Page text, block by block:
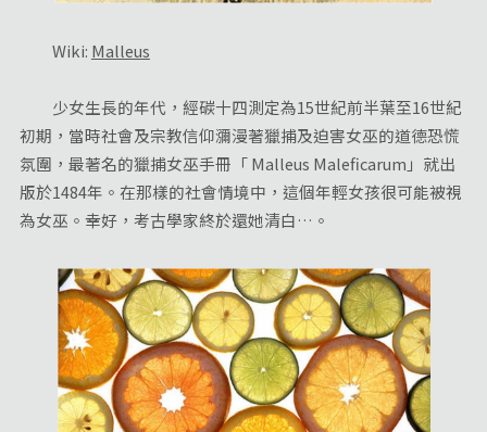
Wiki: Malleus
少女生長的年代，經碳十四測定為15世紀前半葉至16世紀
初期，當時社會及宗教信仰瀰漫著獵捕及迫害女巫的道德恐慌
氛圍，最著名的獵捕女巫手冊「 Malleus Maleficarum」就出
版於1484年。在那樣的社會情境中，這個年輕女孩很可能被視
為女巫。幸好，考古學家終於還她清白…。